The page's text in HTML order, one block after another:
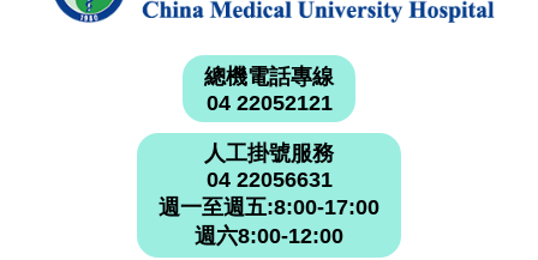
總機電話專線
04 22052121
人工掛號服務
04 22056631
週一至週五:8:00-17:00
週六8:00-12:00